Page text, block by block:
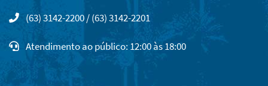
(63) 3142-2200 / (63) 3142-2201
Atendimento ao público: 12:00 às 18:00